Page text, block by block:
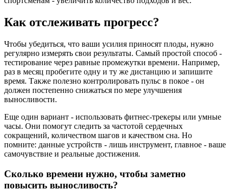
Как отслеживать прогресс?
Чтобы убедиться, что ваши усилия приносят плоды, нужно
регулярно измерять свои результаты. Самый простой способ -
тестирование через равные промежутки времени. Например,
раз в месяц пробегите одну и ту же дистанцию и запишите
время. Также полезно контролировать пульс в покое - он
должен постепенно снижаться по мере улучшения
выносливости.
Еще один вариант - использовать фитнес-трекеры или умные
часы. Они помогут следить за частотой сердечных
сокращений, количеством шагов и качеством сна. Но
помните: данные устройств - лишь инструмент, главное - ваше
самочувствие и реальные достижения.
Сколько времени нужно, чтобы заметно
повысить выносливость?